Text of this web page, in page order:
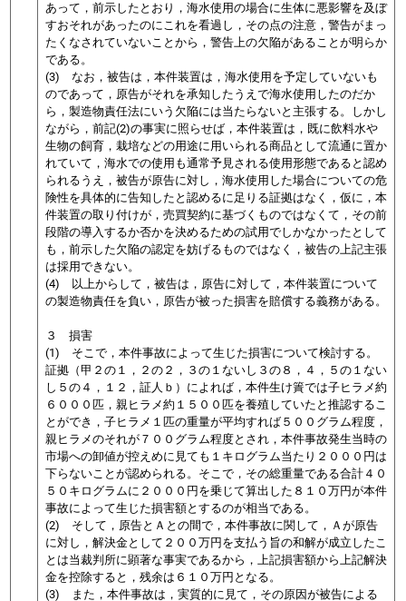
あって，前示したとおり，海水使用の場合に生体に悪影響を及ぼ
すおそれがあったのにこれを看過し，その点の注意，警告がまっ
たくなされていないことから，警告上の欠陥があることが明らか
である。
(3) なお，被告は，本件装置は，海水使用を予定していないも
のであって，原告がそれを承知したうえで海水使用したのだか
ら，製造物責任法にいう欠陥には当たらないと主張する。しかし
ながら，前記(2)の事実に照らせば，本件装置は，既に飲料水や
生物の飼育，栽培などの用途に用いられる商品として流通に置か
れていて，海水での使用も通常予見される使用形態であると認め
られるうえ，被告が原告に対し，海水使用した場合についての危
険性を具体的に告知したと認めるに足りる証拠はなく，仮に，本
件装置の取り付けが，売買契約に基づくものではなくて，その前
段階の導入するか否かを決めるための試用でしかなかったとして
も，前示した欠陥の認定を妨げるものではなく，被告の上記主張
は採用できない。
(4) 以上からして，被告は，原告に対して，本件装置について
の製造物責任を負い，原告が被った損害を賠償する義務がある。
３ 損害
(1) そこで，本件事故によって生じた損害について検討する。
証拠（甲２の１，２の２，３の１ないし３の８，４，５の１ない
し５の４，１２，証人ｂ）によれば，本件生け簀では子ヒラメ約
６０００匹，親ヒラメ約１５００匹を養殖していたと推認するこ
とができ，子ヒラメ１匹の重量が平均すれば５００グラム程度，
親ヒラメのそれが７００グラム程度とされ，本件事故発生当時の
市場への卸値が控えめに見ても１キログラム当たり２０００円は
下らないことが認められる。そこで，その総重量である合計４０
５０キログラムに２０００円を乗じて算出した８１０万円が本件
事故によって生じた損害額とするのが相当である。
(2) そして，原告とＡとの間で，本件事故に関して，Ａが原告
に対し，解決金として２００万円を支払う旨の和解が成立したこ
とは当裁判所に顕著な事実であるから，上記損害額から上記解決
金を控除すると，残余は６１０万円となる。
(3) また，本件事故は，実質的に見て，その原因が被告による